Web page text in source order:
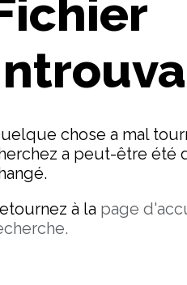
Fichier
chose a mal
a peut-être été
à la page